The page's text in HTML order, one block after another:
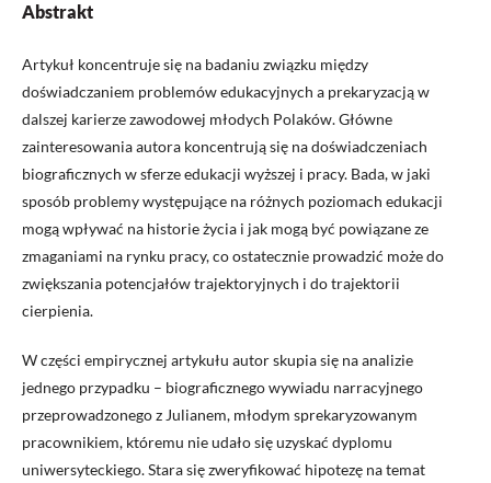
Abstrakt
Artykuł koncentruje się na badaniu związku między
doświadczaniem problemów edukacyjnych a prekaryzacją w
dalszej karierze zawodowej młodych Polaków. Główne
zainteresowania autora koncentrują się na doświad­czeniach
biograficznych w sferze edukacji wyższej i pracy. Bada, w jaki
sposób problemy występujące na różnych pozio­mach edukacji
mogą wpływać na historie życia i jak mogą być powiązane ze
zmaganiami na rynku pracy, co ostatecznie prowadzić może do
zwiększania potencjałów trajektoryjnych i do trajektorii
cierpienia.
W części empirycznej artykułu autor skupia się na analizie
jednego przypadku – biograficznego wywiadu narracyjnego
przeprowadzonego z Julianem, młodym sprekaryzowanym
pracownikiem, któremu nie udało się uzyskać dyplomu
uniwersyteckiego. Stara się zweryfikować hipotezę na temat